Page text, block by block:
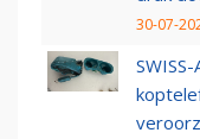
30-07-